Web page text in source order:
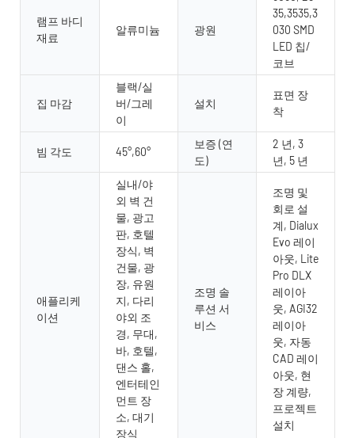
램프 바디
재료
알류미늄 광원
35,3535,3
030 SMD
LED 칩/
코브
집 마감
블랙/실
버/그레
이
설치
표면 장
착
빔 각도 45°,60°
보증 (연
도)
2 년, 3
년, 5 년
애플리케
이션
실내/야
외 벽 건
물, 광고
판, 호텔
장식, 벽
건물, 광
장, 유원
지, 다리
야외 조
경, 무대,
바, 호텔,
댄스 홀,
엔터테인
먼트 장
소, 대기
장식
조명 솔
루션 서
비스
조명 및
회로 설
계, Dialux
Evo 레이
아웃, Lite
Pro DLX
레이아
웃, AGI32
레이아
웃, 자동
CAD 레이
아웃, 현
장 계량,
프로젝트
설치